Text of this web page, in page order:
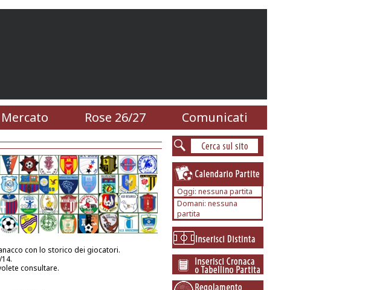
Mercato Rose 26/27 Comunicati
con lo storico dei giocatori.
consultare.
Oggi: nessuna partita
Domani: nessuna
partita